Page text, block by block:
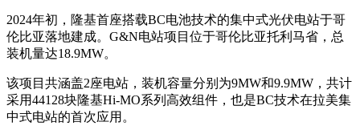
2024年初，隆基首座搭载BC电池技术的集中式光伏电站于哥
伦比亚落地建成。G&N电站项目位于哥伦比亚托利马省，总
装机量达18.9MW。
该项目共涵盖2座电站，装机容量分别为9MW和9.9MW，共计
采用44128块隆基Hi-MO系列高效组件，也是BC技术在拉美集
中式电站的首次应用。